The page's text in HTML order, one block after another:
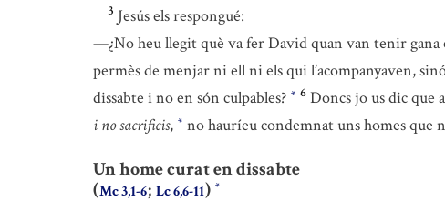
3 Jesús els respongué:
—¿No heu llegit què va fer David quan van tenir gana
permès de menjar ni ell ni els qui l’acompanyaven,
dissabte i no en són culpables? * 6 Doncs jo us dic que
i no sacrificis, * no hauríeu condemnat uns homes que
Un home curat en dissabte
(Mc 3,1-6; Lc 6,6-11) *